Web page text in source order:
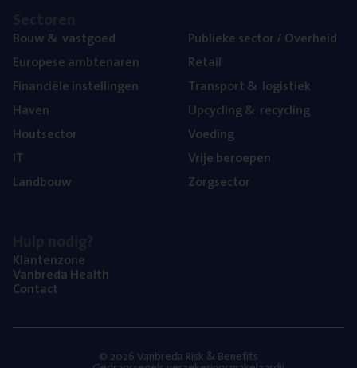
Bouw& vastgoed
Euro­pe­se ambtenaren
Finan­ci­ë­le instellingen
Haven
Hout­sec­tor
IT
Land­bouw
Publie­ke sec­tor / Overheid
Retail
Trans­port& logistiek
Upcy­cling& recycling
Voe­ding
Vrije beroe­pen
Zorg­sec­tor
Klan­ten­zo­ne
Van­b­re­da Health
Con­tact
© 2026 Vanbreda Risk & Benefits